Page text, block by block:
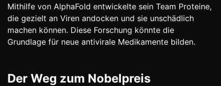
Mithilfe von AlphaFold entwickelte sein Team Proteine,
die gezielt an Viren andocken und sie unschädlich
machen können. Diese Forschung könnte die
Grundlage für neue antivirale Medikamente bilden.
Der Weg zum Nobelpreis